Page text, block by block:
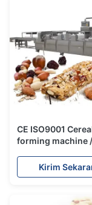
CE ISO9001
forming machine
Kirim